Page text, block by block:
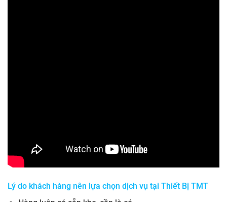
Lý do khách hàng nên lựa chọn dịch vụ tại Thiết Bị TMT